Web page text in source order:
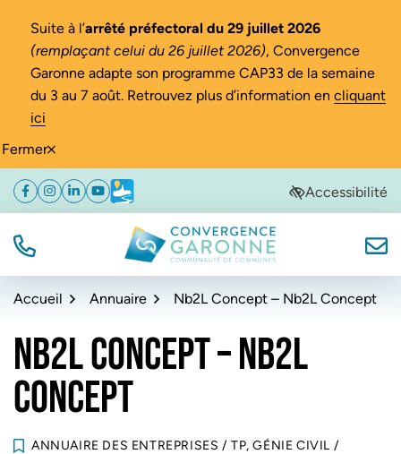
Fermer
Suite à l’arrêté préfectoral du 29 juillet 2026
(remplaçant celui du 26 juillet 2026), Convergence
Garonne adapte son programme CAP33 de la semaine
du 3 au 7 août. Retrouvez plus d’information en cliquant
ici
Aller
navigation
Aller
au
Aller
au
de
Facebook
(ouverture dans un nouvel onglet)
Instagram
(ouverture dans un nouvel onglet)
Linkedin
(ouverture dans un nouvel onglet)
YouTube
(ouverture dans un nouvel onglet)
Météo
(ouverture dans un nouvel onglet)Accessibilité
TÉL. Convergence Garonne
Accueil Annuaire Nb2L Concept – Nb2L Concept
NB2L CONCEPT – NB2L
CONCEPT
ANNUAIRE DES ENTREPRISES / TP, GÉNIE CIVIL /